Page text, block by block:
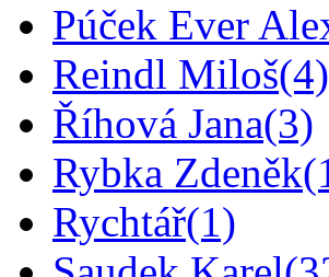
Púček Ever
Reindl Miloš(4)
Říhová Jana(3)
Rybka Zdeněk
Rychtář(1)